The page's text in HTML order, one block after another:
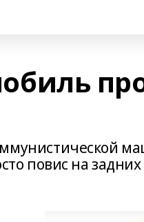
повис на